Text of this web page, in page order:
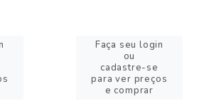
Faça seu login
ou
cadastre-se
para ver preços
e comprar